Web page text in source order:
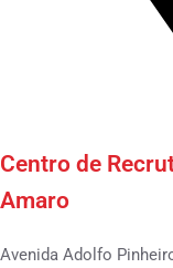
Centro de
Amaro
Avenida Adolfo